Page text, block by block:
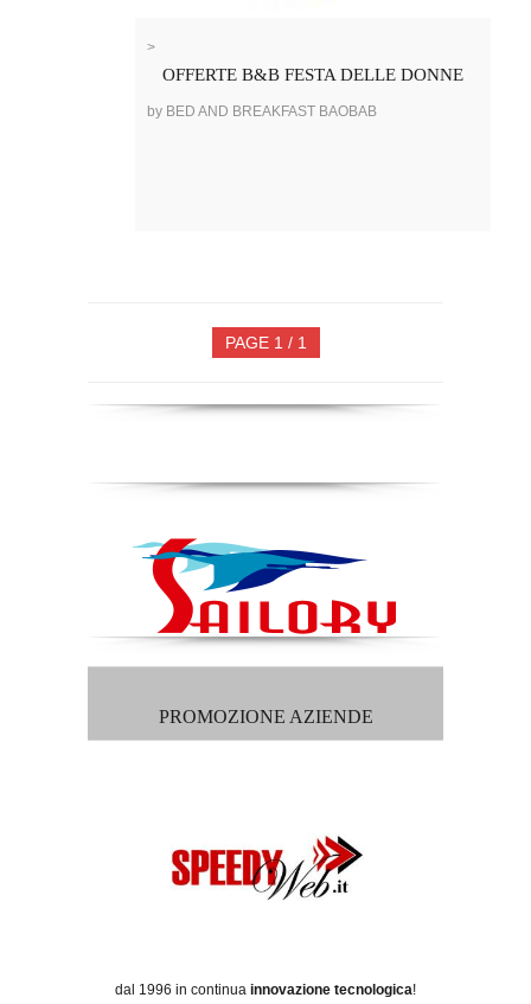
>
OFFERTE B&B FESTA DELLE DONNE
by BED AND BREAKFAST BAOBAB
PAGE 1 / 1
PROMOZIONE AZIENDE
dal 1996 in continua innovazione tecnologica!